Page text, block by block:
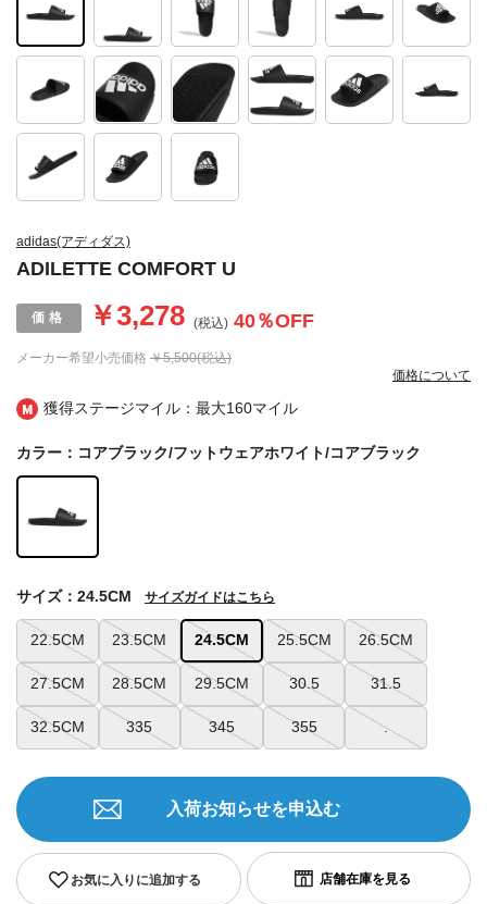
獲得ステージマイル：最大160マイル
adidas(アディダス)
ADILETTE COMFORT U
メーカー希望小売価格 ￥5,500(税込)
￥3,278 (税込) 40％OFF
価格について
カラー：コアブラック/フットウェアホワイト/コアブラック
22.5CM 23.5CM 24.5CM 25.5CM 26.5CM
27.5CM 28.5CM 29.5CM 30.5 31.5
32.5CM 335 345 355 .
サイズ：24.5CM サイズガイドはこちら
お気に入りに追加する
入荷お知らせを申込む